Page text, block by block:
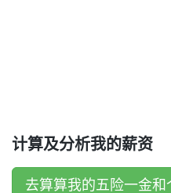
计算及分析我的薪资
去算算我的五险一金和